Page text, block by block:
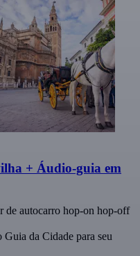
+ Áudio-guia em
de autocarro hop-on hop-off
da Cidade para seu